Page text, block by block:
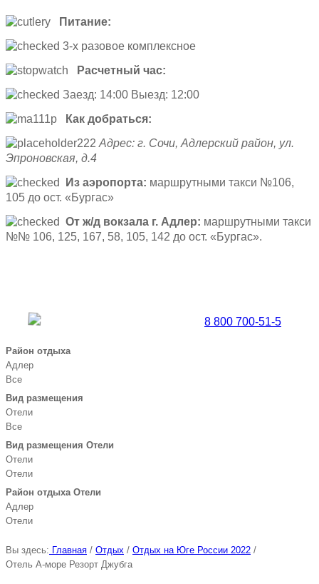
Питание:
3-х разовое комплексное
Расчетный час:
Заезд: 14:00 Выезд: 12:00
Как добраться:
Адрес: г. Сочи, Адлерский район, ул.
Эпроновская, д.4
Из аэропорта: маршрутными такси №106,
105 до ост. «Бургас»
От ж/д вокзала г. Адлер: маршрутными такси
№№ 106, 125, 167, 58, 105, 142 до ост. «Бургас».
8 800 700-51-5
Район отдыха
Адлер
Все
Вид размещения
Отели
Все
Вид размещения Отели
Отели
Отели
Район отдыха Отели
Адлер
Отели
Вы здесь: Главная / Отдых / Отдых на Юге России 2022 /
Отель А-море Резорт Джубга